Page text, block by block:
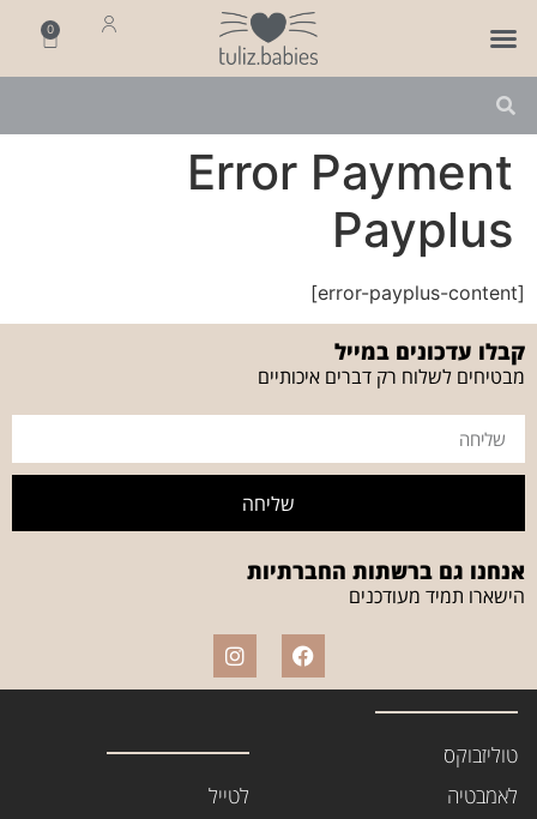
0
Error Payment
Payplus
[error-payplus-content]
קבלו עדכונים במייל
מבטיחים לשלוח רק דברים איכותיים
שליחה
אנחנו גם ברשתות החברתיות
הישארו תמיד מעודכנים
טוליזבוקס
לאמבטיה
לטייל